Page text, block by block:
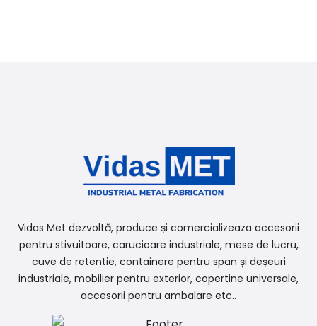
Vidas Met dezvoltă, produce și comercializeaza accesorii
pentru stivuitoare, carucioare industriale, mese de lucru,
cuve de retentie, containere pentru span și deșeuri
industriale, mobilier pentru exterior, copertine universale,
accesorii pentru ambalare etc..